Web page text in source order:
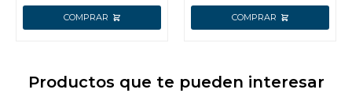
Productos que te pueden interesar